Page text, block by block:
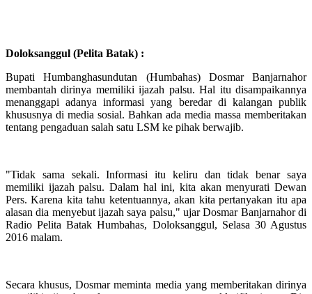
Doloksanggul (Pelita Batak) :
Bupati Humbanghasundutan (Humbahas) Dosmar Banjarnahor
membantah dirinya memiliki ijazah palsu. Hal itu disampaikannya
menanggapi adanya informasi yang beredar di kalangan publik
khususnya di media sosial. Bahkan ada media massa memberitakan
tentang pengaduan salah satu LSM ke pihak berwajib.
"Tidak sama sekali. Informasi itu keliru dan tidak benar saya
memiliki ijazah palsu. Dalam hal ini, kita akan menyurati Dewan
Pers. Karena kita tahu ketentuannya, akan kita pertanyakan itu apa
alasan dia menyebut ijazah saya palsu," ujar Dosmar Banjarnahor di
Radio Pelita Batak Humbahas, Doloksanggul, Selasa 30 Agustus
2016 malam.
Secara khusus, Dosmar meminta media yang memberitakan dirinya